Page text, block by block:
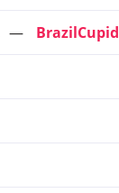
BrazilCupid